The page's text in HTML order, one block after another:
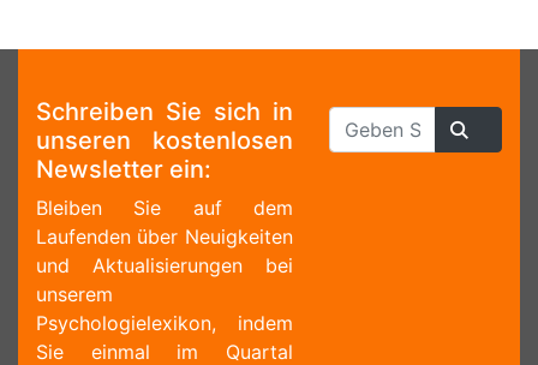
Schreiben Sie sich in
unseren kostenlosen
Newsletter ein:
Bleiben Sie auf dem
Laufenden über Neuigkeiten
und Aktualisierungen bei
unserem
Psychologielexikon, indem
Sie einmal im Quartal